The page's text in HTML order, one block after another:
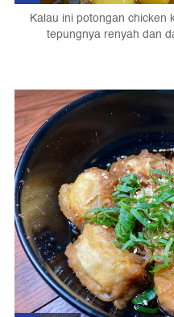
Kalau ini potongan chicken
tepungnya renyah dan